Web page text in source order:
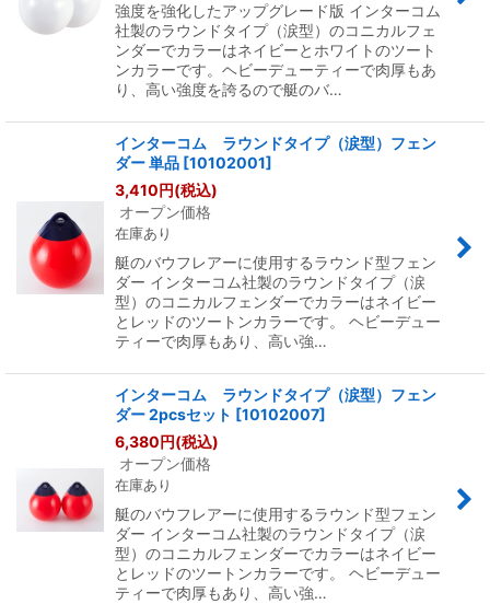
強度を強化したアップグレード版 インターコム
社製のラウンドタイプ（涙型）のコニカルフェ
ンダーでカラーはネイビーとホワイトのツート
ンカラーです。ヘビーデューティーで肉厚もあ
り、高い強度を誇るので艇のバ…
インターコム ラウンドタイプ（涙型）フェン
ダー 単品 [10102001]
3,410円(税込)
オープン価格
在庫あり
艇のバウフレアーに使用するラウンド型フェン
ダー インターコム社製のラウンドタイプ（涙
型）のコニカルフェンダーでカラーはネイビー
とレッドのツートンカラーです。 ヘビーデュー
ティーで肉厚もあり、高い強…
インターコム ラウンドタイプ（涙型）フェン
ダー 2pcsセット [10102007]
6,380円(税込)
オープン価格
在庫あり
艇のバウフレアーに使用するラウンド型フェン
ダー インターコム社製のラウンドタイプ（涙
型）のコニカルフェンダーでカラーはネイビー
とレッドのツートンカラーです。 ヘビーデュー
ティーで肉厚もあり、高い強…